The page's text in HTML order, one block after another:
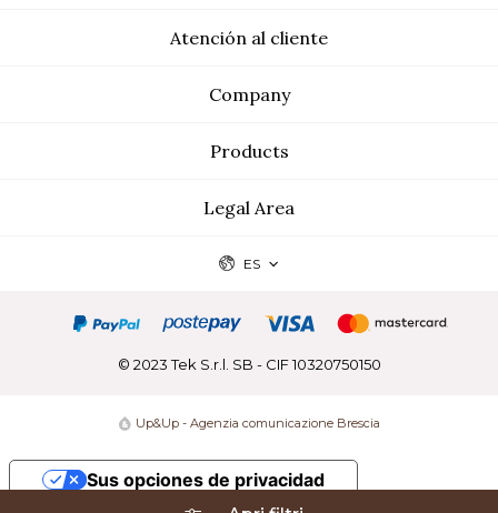
Atención al cliente
Legal Area
Company
Products
ES
© 2023 Tek S.r.l. SB - CIF 10320750150
Up&Up - Agenzia comunicazione Brescia
Sus opciones de privacidad